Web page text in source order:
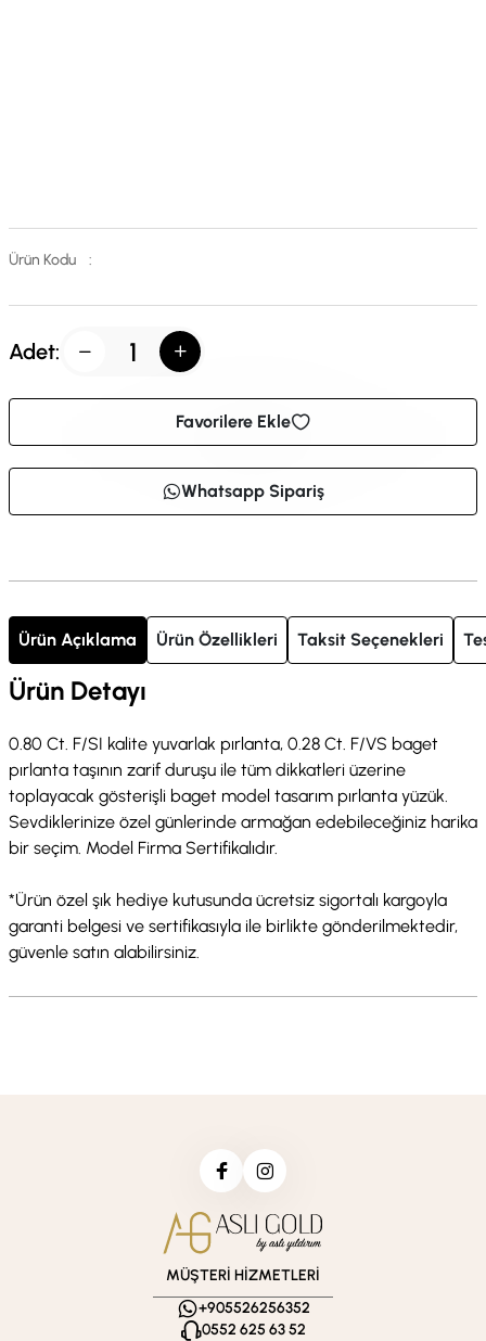
Ürün Kodu :
Adet:
Favorilere Ekle
Whatsapp Sipariş
Ürün Açıklama Ürün Özellikleri Taksit Seçenekleri
Ürün Detayı
0.80 Ct. F/SI kalite yuvarlak pırlanta, 0.28 Ct. F/VS baget
pırlanta taşının zarif duruşu ile tüm dikkatleri üzerine
toplayacak gösterişli baget model tasarım pırlanta yüzük.
Sevdiklerinize özel günlerinde armağan edebileceğiniz harika
bir seçim. Model Firma Sertifikalıdır.
*Ürün özel şık hediye kutusunda ücretsiz sigortalı kargoyla
garanti belgesi ve sertifikasıyla ile birlikte gönderilmektedir,
güvenle satın alabilirsiniz.
MÜŞTERİ HİZMETLERİ
+905526256352
0552 625 63 52